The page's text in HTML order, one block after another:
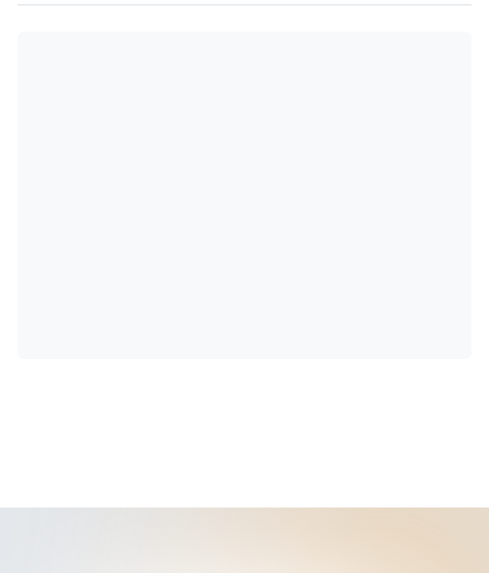
menos danoso à sociedade, havendo,